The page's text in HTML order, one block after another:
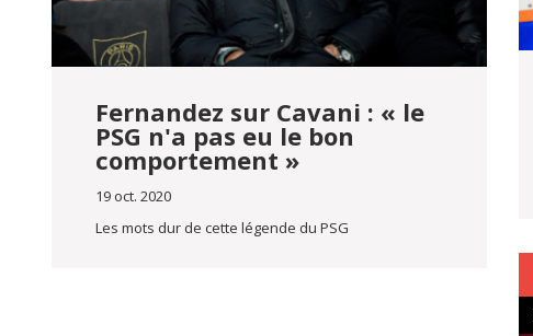
Fernandez sur Cavani : « le
PSG n'a pas eu le bon
comportement »
19 oct. 2020
Les mots dur de cette légende du PSG